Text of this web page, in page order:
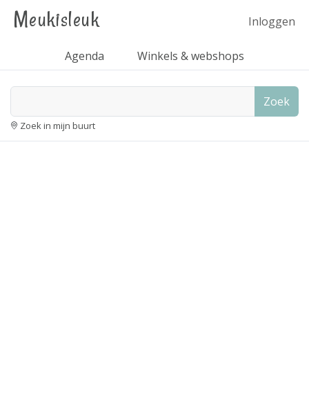
Meukisleuk Inloggen
Agenda Winkels & webshops
Zoek
Zoek in mijn buurt